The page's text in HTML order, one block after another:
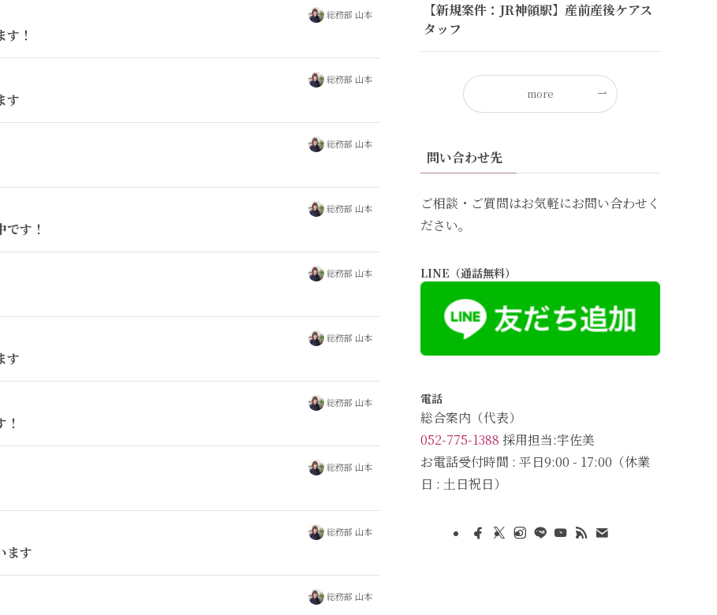
総務部 山本
！
総務部 山本
す
総務部 山本
総務部 山本
す！
総務部 山本
総務部 山本
す
総務部 山本
総務部 山本
総務部 山本
ます
総務部 山本
【新規案件：JR神領駅】産前産後ケアス
タッフ
more
問い合わせ先
ご相談・ご質問はお気軽にお問い合わせく
ださい。
LINE（通話無料）
電話
総合案内（代表）
052-775-1388 採用担当:宇佐美
お電話受付時間 : 平日9:00 - 17:00（休業
日 : 土日祝日）